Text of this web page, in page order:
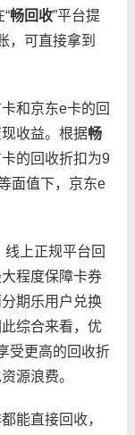
畅回收”平台提
，可直接拿到
和京东e卡的回
收益。根据畅
的回收折扣为9
面值下，京东e
上正规平台回
程度保障卡券
期乐用户兑换
综合来看，优
受更高的回收折
源浪费。
能直接回收，